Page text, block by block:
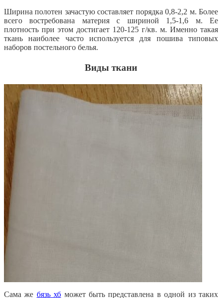
Ширина полотен зачастую составляет порядка 0,8-2,2 м. Более
всего востребована материя с шириной 1,5-1,6 м. Ее
плотность при этом достигает 120-125 г/кв. м. Именно такая
ткань наиболее часто используется для пошива типовых
наборов постельного белья.
Виды ткани
Сама же бязь хб может быть представлена в одной из таких